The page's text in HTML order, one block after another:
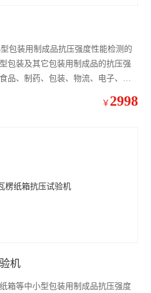
包装用制成品抗压强度性能检测的
包装及其它包装用制成品的抗压强
品、制药、包装、物流、电子、新
￥ 2998
机
箱等中小型包装用制成品抗压强度